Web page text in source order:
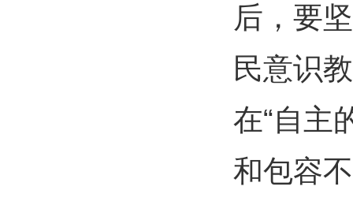
后，要
民意识
在“自主
和包容